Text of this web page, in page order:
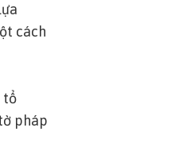
cách
tổ
pháp